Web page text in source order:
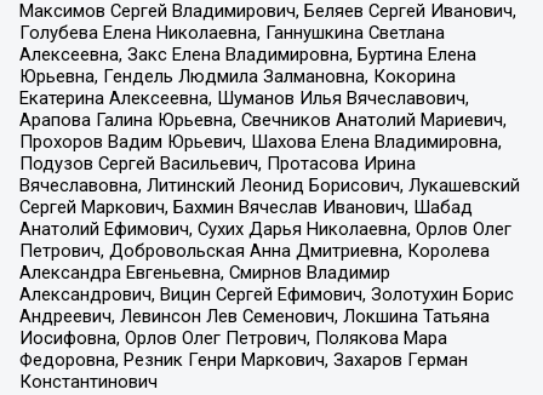
Максимов Сергей Владимирович, Беляев Сергей Иванович,
Голубева Елена Николаевна, Ганнушкина Светлана
Алексеевна, Закс Елена Владимировна, Буртина Елена
Юрьевна, Гендель Людмила Залмановна, Кокорина
Екатерина Алексеевна, Шуманов Илья Вячеславович,
Арапова Галина Юрьевна, Свечников Анатолий Мариевич,
Прохоров Вадим Юрьевич, Шахова Елена Владимировна,
Подузов Сергей Васильевич, Протасова Ирина
Вячеславовна, Литинский Леонид Борисович, Лукашевский
Сергей Маркович, Бахмин Вячеслав Иванович, Шабад
Анатолий Ефимович, Сухих Дарья Николаевна, Орлов Олег
Петрович, Добровольская Анна Дмитриевна, Королева
Александра Евгеньевна, Смирнов Владимир
Александрович, Вицин Сергей Ефимович, Золотухин Борис
Андреевич, Левинсон Лев Семенович, Локшина Татьяна
Иосифовна, Орлов Олег Петрович, Полякова Мара
Федоровна, Резник Генри Маркович, Захаров Герман
Константинович